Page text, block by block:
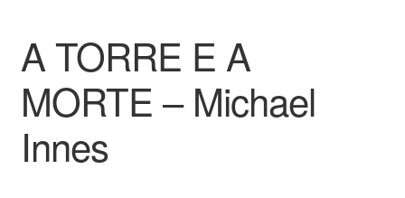
A TORRE E A
MORTE – Michael
Innes